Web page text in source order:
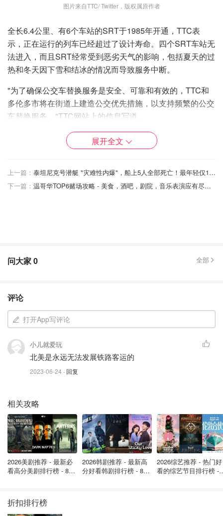
图片来自TTC/ Twitter，版权属原作者
全长6.4公里、有6个车站的SRT于1985年开通，TTC表
示，正在运行的列车已经超过了设计寿命。四个SRT车站无
法进入，而且SRT经常受到恶劣天气的影响，包括夏天的过
热和冬天因下雪和结冰的情况而导致服务中断。
"为了确保公交车替换服务是安全、可靠和有效的，TTC和
多伦多市将在街道上建造公交优先措施，以支持频繁的公交
车替换服务，"TTC网站上的信息写道。
"已经被市议会批准的公交优先措施包括：专用的红漆公交
车道；公交信号优先；以及在关键位置调整路缘石、路面标
11月3号线关闭前完成。"
车道可能 "最早在2025年冬季 "开始运营。
巴士将取代SRT至少七年，直到士嘉堡地铁延长线开始服
务，预计最早将于2030年开始运营。
来源：
CP24封面：TTC/ Twitter，版权属原作者
展开全文
上一篇：
泰坦尼克号潜艇 "灾难性内爆"，船上5人全部死亡！最年轻仅19岁，可能无法找回尸体！
下一篇：
温哥华TOP6赌场攻略 - 美食，酒吧，剧院，音乐表演应有尽有，解锁本地度假村！
问大家0 全部
评论
打开App写评论
小儿就爱玩
北美是永远无法发展铁路客运的
2023-06-24 · 回复
相关攻略
2026美剧推荐 - 最新必
看高分美剧排行榜 - 8月
2026韩剧推荐 - 最新高
分好看韩剧排行榜 - 8月
2026综艺推荐 - 热门好
看的综艺节目排行榜 -
折扣排行榜